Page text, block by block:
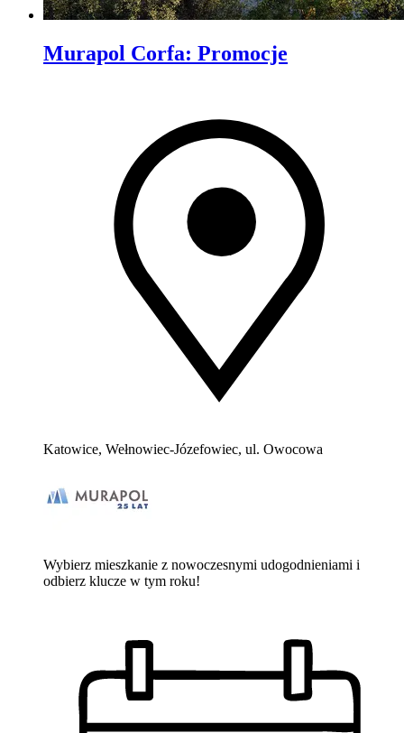
Murapol Corfa: Promocje
Katowice, Wełnowiec-Józefowiec, ul. Owocowa
Wybierz mieszkanie z nowoczesnymi udogodnieniami i
odbierz klucze w tym roku!